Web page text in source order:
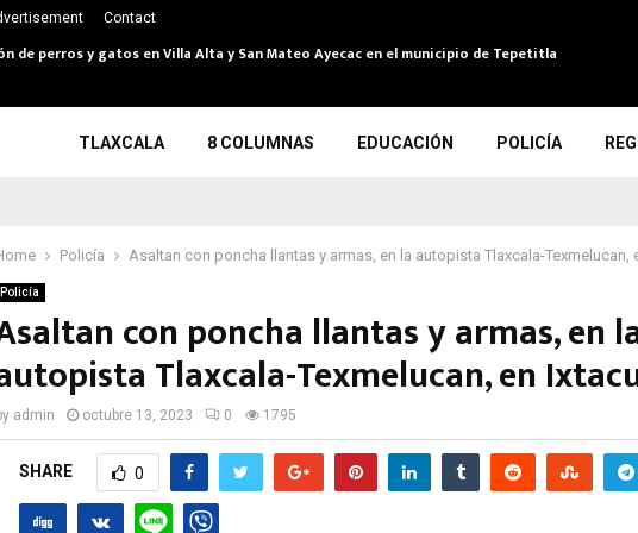
Contact
de perros y gatos en Villa Alta y San Mateo Ayecac en el municipio de Tepetitla
TLAXCALA 8 COLUMNAS EDUCACIÓN POLICÍA
Policía Asaltan con poncha llantas y armas, en la autopista Tlaxcala-Texmelucan,
Policía
con poncha llantas y armas, en
Tlaxcala-Texmelucan, en
admin octubre 13, 2023 0 1795
SHARE 0